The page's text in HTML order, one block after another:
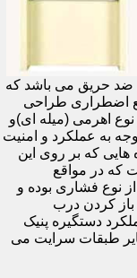
ضد حریق می باشد که
اضطراری طراحی
اهرمی (میله ای)و
به عملکرد و امنیت
هایی که بر روی این
که در مواقع
نوع فشاری بوده و
کردن درب
دستگیره پنیک
طبقات سرایت می